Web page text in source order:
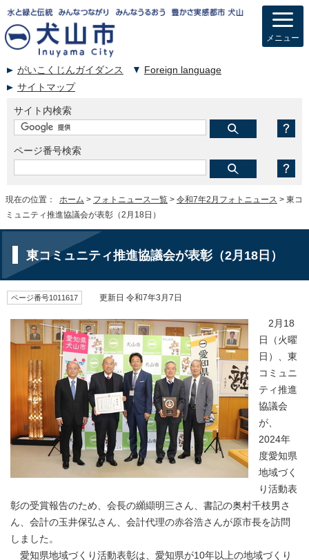
がいこくじんガイダンス
Foreign language
サイトマップ
サイト内検索
ページ番号検索
メニュー
現在の位置： ホーム > フォトニュース一覧 > 令和7年2月フォトニュース > 東コ
ミュニティ推進協議会が表彰（2月18日）
東コミュニティ推進協議会が表彰（2月18日）
ページ番号1011617 更新日 令和7年3月7日
2月18
日（火曜
日）、東
コミュニ
ティ推進
協議会
が、
2024年
度愛知県
地域づく
り活動表
彰の受賞報告のため、会長の纐纈明三さん、書記の奥村千枝男さ
ん、会計の玉井保弘さん、会計代理の赤谷浩さんが原市長を訪問
しました。
愛知県地域づくり活動表彰は、愛知県が10年以上の地域づくり